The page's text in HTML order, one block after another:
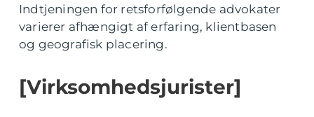
Indtjeningen for retsforfølgende advokater
varierer afhængigt af erfaring, klientbasen
og geografisk placering.
[Virksomhedsjurister]